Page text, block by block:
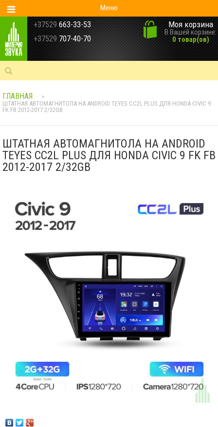
Меню
+37529 663-33-53
+37529 707-40-70
Моя корзина
В Вашей корзине:
0 товар(ов)
ГЛАВНАЯ
>
ШТАТНАЯ АВТОМАГНИТОЛА НА ANDROID TEYES CC2L PLUS ДЛЯ HONDA CIVIC 9
FK FB 2012-2017 2/32GB
ШТАТНАЯ АВТОМАГНИТОЛА НА ANDROID
TEYES CC2L PLUS ДЛЯ HONDA CIVIC 9 FK FB
2012-2017 2/32GB